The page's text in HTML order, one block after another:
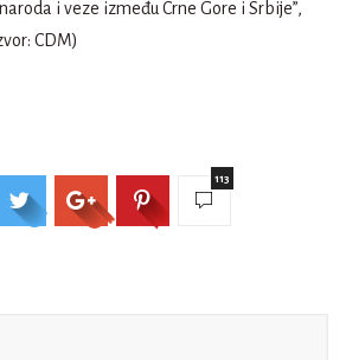
i veze između Crne Gore i Srbije”,
CDM)
113